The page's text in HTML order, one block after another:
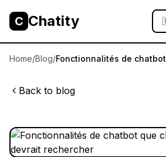
C Chatity
Home/Blog/Fonctionnalités de
Back to blog